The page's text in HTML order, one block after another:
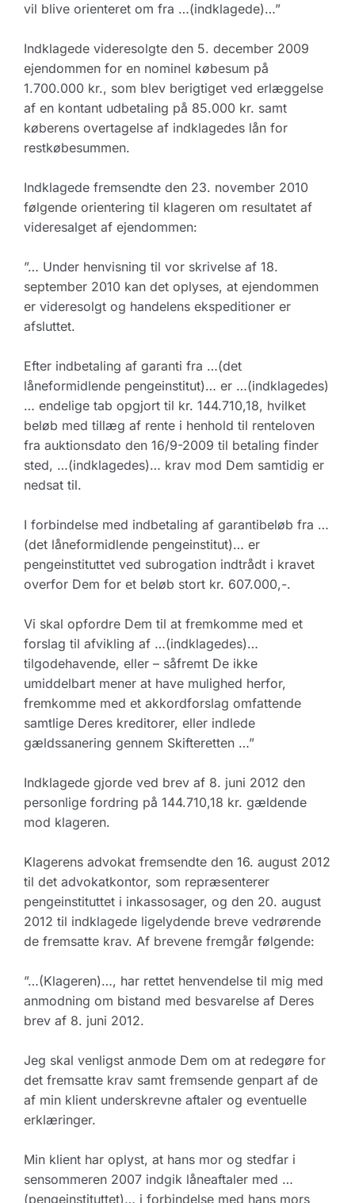
vil blive orienteret om fra …(indklagede)…”
Indklagede videresolgte den 5. december 2009
ejendommen for en nominel købesum på
1.700.000 kr., som blev berigtiget ved erlæggelse
af en kontant udbetaling på 85.000 kr. samt
køberens overtagelse af indklagedes lån for
restkøbesummen.
Indklagede fremsendte den 23. november 2010
følgende orientering til klageren om resultatet af
videresalget af ejendommen:
”… Under henvisning til vor skrivelse af 18.
september 2010 kan det oplyses, at ejendommen
er videresolgt og handelens ekspeditioner er
afsluttet.
Efter indbetaling af garanti fra …(det
låneformidlende pengeinstitut)… er …(indklagedes)
… endelige tab opgjort til kr. 144.710,18, hvilket
beløb med tillæg af rente i henhold til renteloven
fra auktionsdato den 16/9-2009 til betaling finder
sted, …(indklagedes)… krav mod Dem samtidig er
nedsat til.
I forbindelse med indbetaling af garantibeløb fra …
(det låneformidlende pengeinstitut)… er
pengeinstituttet ved subrogation indtrådt i kravet
overfor Dem for et beløb stort kr. 607.000,-.
Vi skal opfordre Dem til at fremkomme med et
forslag til afvikling af …(indklagedes)…
tilgodehavende, eller – såfremt De ikke
umiddelbart mener at have mulighed herfor,
fremkomme med et akkordforslag omfattende
samtlige Deres kreditorer, eller indlede
gældssanering gennem Skifteretten …”
Indklagede gjorde ved brev af 8. juni 2012 den
personlige fordring på 144.710,18 kr. gældende
mod klageren.
Klagerens advokat fremsendte den 16. august 2012
til det advokatkontor, som repræsenterer
pengeinstituttet i inkassosager, og den 20. august
2012 til indklagede ligelydende breve vedrørende
de fremsatte krav. Af brevene fremgår følgende:
”…(Klageren)…, har rettet henvendelse til mig med
anmodning om bistand med besvarelse af Deres
brev af 8. juni 2012.
Jeg skal venligst anmode Dem om at redegøre for
det fremsatte krav samt fremsende genpart af de
af min klient underskrevne aftaler og eventuelle
erklæringer.
Min klient har oplyst, at hans mor og stedfar i
sensommeren 2007 indgik låneaftaler med …
(pengeinstituttet)… i forbindelse med hans mors